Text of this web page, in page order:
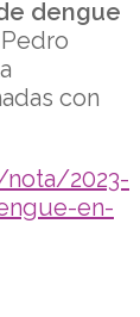
dengue
con
2023-
en-